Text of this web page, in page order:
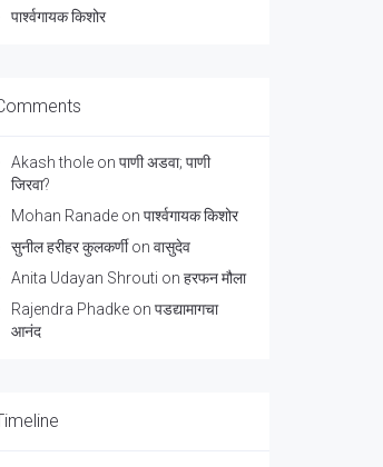
पार्श्वगायक किशोर
Akash tholeon पाणी अडवा; पाणी
जिरवा?
Mohan Ranadeon पार्श्वगायक किशोर
सुनील हरीहर कुलकर्णीon वासुदेव
Anita Udayan Shrouti on हरफन मौला
Rajendra Phadkeon पडद्यामागचा
आनंद